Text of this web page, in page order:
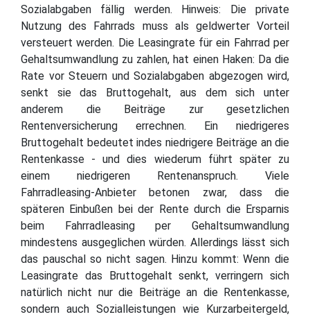
Sozialabgaben fällig werden. Hinweis: Die private
Nutzung des Fahrrads muss als geldwerter Vorteil
versteuert werden. Die Leasingrate für ein Fahrrad per
Gehaltsumwandlung zu zahlen, hat einen Haken: Da die
Rate vor Steuern und Sozialabgaben abgezogen wird,
senkt sie das Bruttogehalt, aus dem sich unter
anderem die Beiträge zur gesetzlichen
Rentenversicherung errechnen. Ein niedrigeres
Bruttogehalt bedeutet indes niedrigere Beiträge an die
Rentenkasse - und dies wiederum führt später zu
einem niedrigeren Rentenanspruch. Viele
Fahrradleasing-Anbieter betonen zwar, dass die
späteren Einbußen bei der Rente durch die Ersparnis
beim Fahrradleasing per Gehaltsumwandlung
mindestens ausgeglichen würden. Allerdings lässt sich
das pauschal so nicht sagen. Hinzu kommt: Wenn die
Leasingrate das Bruttogehalt senkt, verringern sich
natürlich nicht nur die Beiträge an die Rentenkasse,
sondern auch Sozialleistungen wie Kurzarbeitergeld,